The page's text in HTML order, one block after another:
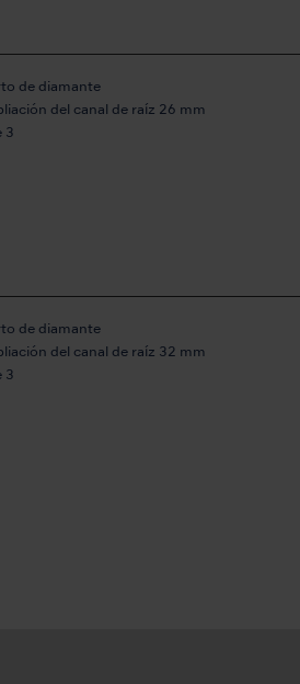
de diamante
del canal de raíz 26 mm
3
de diamante
del canal de raíz 32 mm
3